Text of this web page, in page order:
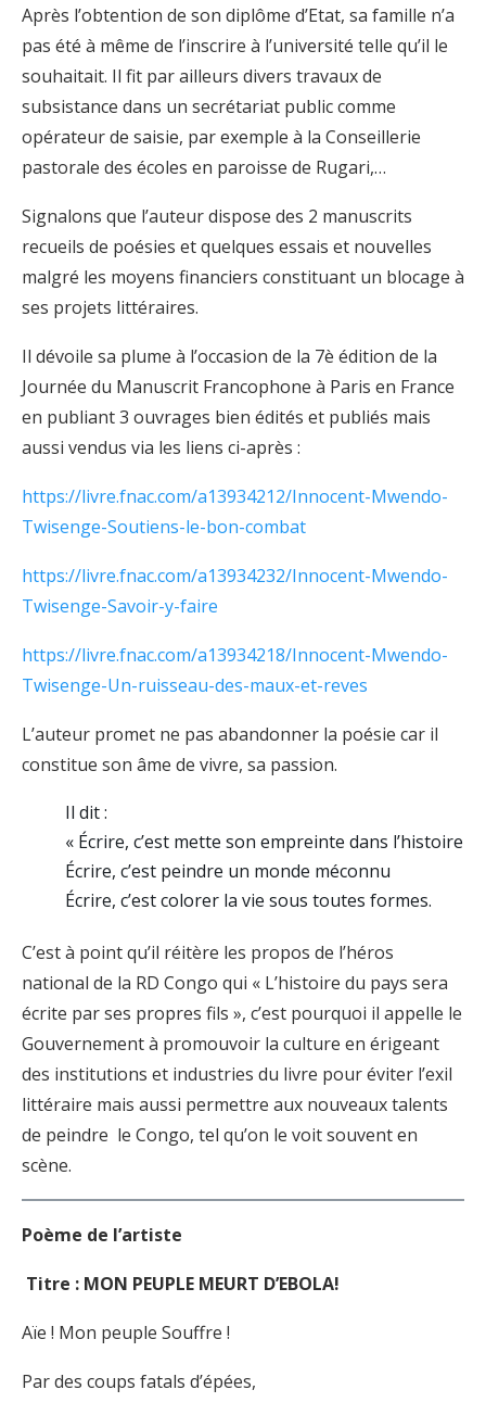
Après l’obtention de son diplôme d’Etat, sa famille n’a
pas été à même de l’inscrire à l’université telle qu’il le
souhaitait. Il fit par ailleurs divers travaux de
subsistance dans un secrétariat public comme
opérateur de saisie, par exemple à la Conseillerie
pastorale des écoles en paroisse de Rugari,…
Signalons que l’auteur dispose des 2 manuscrits
recueils de poésies et quelques essais et nouvelles
malgré les moyens financiers constituant un blocage à
ses projets littéraires.
Il dévoile sa plume à l’occasion de la 7è édition de la
Journée du Manuscrit Francophone à Paris en France
en publiant 3 ouvrages bien édités et publiés mais
aussi vendus via les liens ci-après :
https://livre.fnac.com/a13934212/Innocent-Mwendo-
Twisenge-Soutiens-le-bon-combat
https://livre.fnac.com/a13934232/Innocent-Mwendo-
Twisenge-Savoir-y-faire
https://livre.fnac.com/a13934218/Innocent-Mwendo-
Twisenge-Un-ruisseau-des-maux-et-reves
L’auteur promet ne pas abandonner la poésie car il
constitue son âme de vivre, sa passion.
Il dit :
« Écrire, c’est mette son empreinte dans l’histoire
Écrire, c’est peindre un monde méconnu
Écrire, c’est colorer la vie sous toutes formes.
C’est à point qu’il réitère les propos de l’héros
national de la RD Congo qui « L’histoire du pays sera
écrite par ses propres fils », c’est pourquoi il appelle le
Gouvernement à promouvoir la culture en érigeant
des institutions et industries du livre pour éviter l’exil
littéraire mais aussi permettre aux nouveaux talents
de peindre le Congo, tel qu’on le voit souvent en
scène.
Poème de l’artiste
Titre : MON PEUPLE MEURT D’EBOLA!
Aïe ! Mon peuple Souffre !
Par des coups fatals d’épées,